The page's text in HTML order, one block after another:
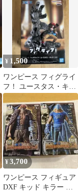
¥ 1,500
ワンピース フィグライ
フ！ ユースタス・キッ
ド
¥3,700
ワンピース フィギュア
DXF キッド キラー セ